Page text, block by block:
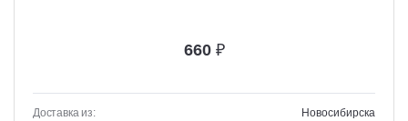
660 ₽
Доставка из:
Новосибирска